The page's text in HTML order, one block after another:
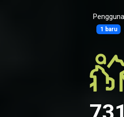
Pengguna
1 baru